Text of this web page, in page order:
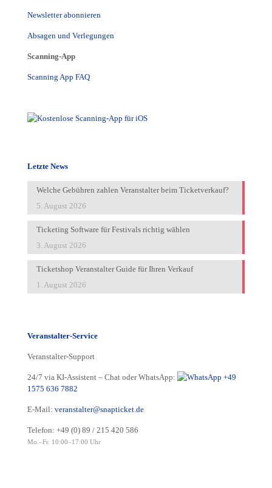
Newsletter abonnieren
Absagen und Verlegungen
Scanning-App
Scanning App FAQ
Letzte News
Welche Gebühren zahlen Veranstalter beim Ticketverkauf?
5. August 2026
Ticketing Software für Festivals richtig wählen
3. August 2026
Ticketshop Veranstalter Guide für Ihren Verkauf
1. August 2026
Veranstalter-Service
Veranstalter-Support
24/7 via KI-Assistent – Chat oder WhatsApp:
+49
1575 636 7882
E-Mail: veranstalter@snapticket.de
Telefon: +49 (0) 89 / 215 420 586
Mo.–Fr. 10:00–17:00 Uhr